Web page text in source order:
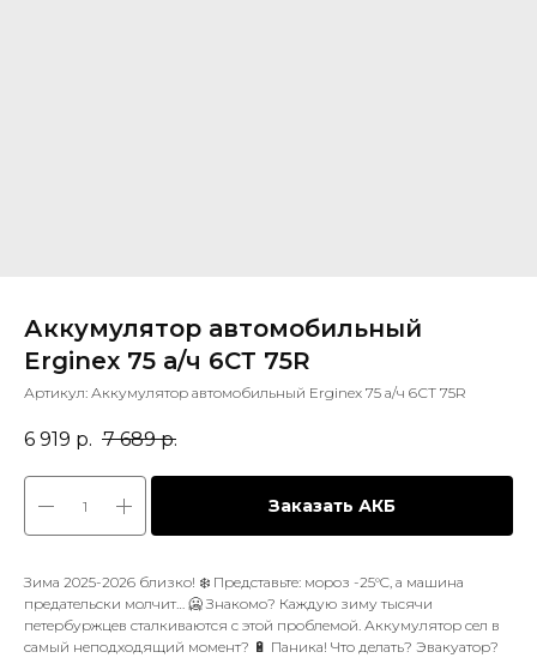
Аккумулятор автомобильный
Erginex 75 а/ч 6СТ 75R
Артикул: Аккумулятор автомобильный Erginex 75 а/ч 6СТ 75R
6 919 р. 7 689 р.
Заказать АКБ
Зима 2025-2026 близко! ❄️ Представьте: мороз -25°C, а машина
предательски молчит… 🥶 Знакомо? Каждую зиму тысячи
петербуржцев сталкиваются с этой проблемой. Аккумулятор сел в
самый неподходящий момент? 🔋 Паника! Что делать? Эвакуатор?